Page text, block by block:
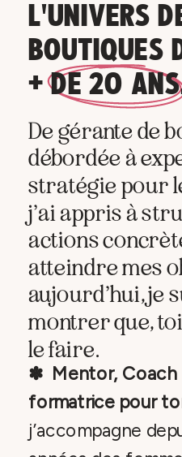
L'UNIVERS
BOUTIQUES
+ DE 20
De gérante de
débordée à
stratégie pour
j’ai appris à
actions
atteindre mes
aujourd’hui, je
montrer que,
le faire.
✽ Mentor, Coach
formatrice pour
j’accompagne